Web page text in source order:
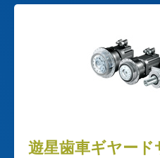
遊星歯車ギヤード